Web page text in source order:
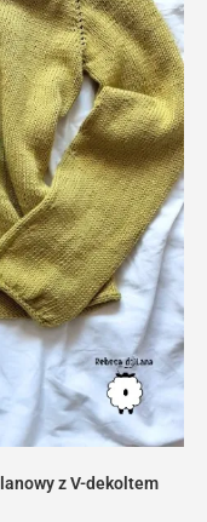
z V-dekoltem